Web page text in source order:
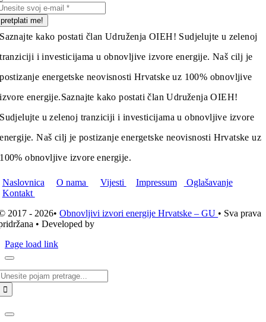
pretplati me!
Saznajte kako postati član Udruženja OIEH! Sudjelujte u zelenoj
tranziciji i investicijama u obnovljive izvore energije. Naš cilj je
postizanje energetske neovisnosti Hrvatske uz 100% obnovljive
izvore energije.Saznajte kako postati član Udruženja OIEH!
Sudjelujte u zelenoj tranziciji i investicijama u obnovljive izvore
energije. Naš cilj je postizanje energetske neovisnosti Hrvatske uz
100% obnovljive izvore energije.
Naslovnica O nama Vijesti Impressum
Oglašavanje
Kontakt
2017 - 2026•Obnovljivi izvori energije Hrvatske – GU • Sva prava
• Developed by
Page load link